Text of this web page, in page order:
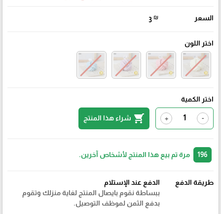
السعر 3 ₪
اختر اللون
اختر الكمية
-
+
shopping_cart شراء هذا المنتج
مرة تم بيع هذا المنتج لأشخاص آخرين.
طريقة الدفع
الدفع عند الإستلام
ببساطة نقوم بايصال المنتج لغاية منزلك وتقوم
بدفع الثمن لموظف التوصيل.